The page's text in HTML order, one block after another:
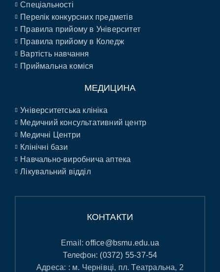
Спеціальності
Перелік конкурсних предметів
Правила прийому в Університет
Правила прийому в Коледж
Вартість навчання
Приймальна коміся
МЕДИЦИНА
Університетська клініка
Медичний консультативний центр
Медичні Центри
Клінічні бази
Навчально-виробнича аптека
Лікувальний відділ
КОНТАКТИ
Email:office@bsmu.edu.ua
Телефон: (0372) 55-37-54
Адреса: : м. Чернівці, пл. Театральна, 2